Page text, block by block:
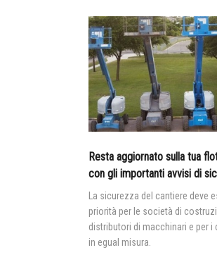
Resta aggiornato sulla tua
con gli importanti avvisi di
di prodotto Genie®
La sicurezza del cantiere deve
priorità per le società di
distributori di macchinari e per i
in egual misura.